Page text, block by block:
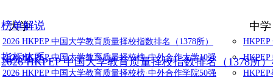
大学
2026 HKPEP 中国大学教育质量择校指数排名（1378所）
2026 HKPEP 中国大学教育质量择校榜·中外合作大学10强
2026 HKPEP 中国大学教育质量择校榜·中外合作学院50强
中学
榜单解说
2026 HKPEP 中国大学教育质量择校指数排名（1378所
指标体系